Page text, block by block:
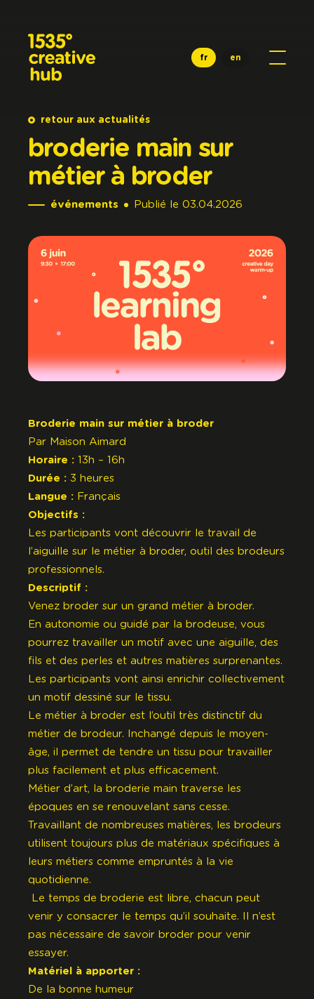
fr en
retour aux actualités
broderie main sur
métier à broder
événements Publié le 03.04.2026
Broderie main sur métier à broder
Par Maison Aimard
Horaire : 13h – 16h
Durée : 3 heures
Langue : Français
Objectifs :
Les participants vont découvrir le travail de
l’aiguille sur le métier à broder, outil des brodeurs
professionnels.
Descriptif :
Venez broder sur un grand métier à broder.
En autonomie ou guidé par la brodeuse, vous
pourrez travailler un motif avec une aiguille, des
fils et des perles et autres matières surprenantes.
Les participants vont ainsi enrichir collectivement
un motif dessiné sur le tissu.
Le métier à broder est l’outil très distinctif du
métier de brodeur. Inchangé depuis le moyen-
âge, il permet de tendre un tissu pour travailler
plus facilement et plus efficacement.
Métier d’art, la broderie main traverse les
époques en se renouvelant sans cesse.
Travaillant de nombreuses matières, les brodeurs
utilisent toujours plus de matériaux spécifiques à
leurs métiers comme empruntés à la vie
quotidienne.
Le temps de broderie est libre, chacun peut
venir y consacrer le temps qu’il souhaite. Il n’est
pas nécessaire de savoir broder pour venir
essayer.
Matériel à apporter :
De la bonne humeur